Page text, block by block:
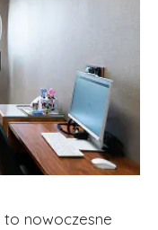
to nowoczesne